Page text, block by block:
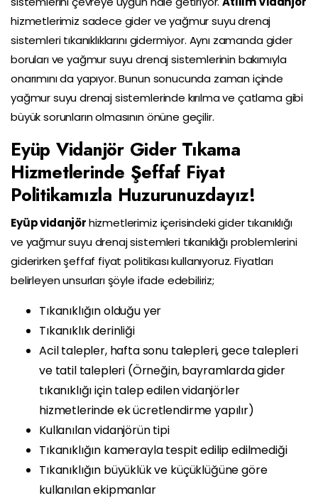
hizmetlerimiz sadece gider ve yağmur suyu drenaj
sistemleri tıkanıklıklarını gidermiyor. Aynı zamanda gider
boruları ve yağmur suyu drenaj sistemlerinin bakımıyla
onarımını da yapıyor. Bunun sonucunda zaman içinde
yağmur suyu drenaj sistemlerinde kırılma ve çatlama gibi
büyük sorunların olmasının önüne geçilir.
Eyüp Vidanjör Gider Tıkama
Hizmetlerinde Şeffaf Fiyat
Politikamızla Huzurunuzdayız!
Eyüp vidanjörhizmetlerimiz içerisindeki gider tıkanıklığı
ve yağmur suyu drenaj sistemleri tıkanıklığı problemlerini
giderirken şeffaf fiyat politikası kullanıyoruz. Fiyatları
belirleyen unsurları şöyle ifade edebiliriz;
Tıkanıklığın olduğu yer
Tıkanıklık derinliği
Acil talepler, hafta sonu talepleri, gece talepleri
ve tatil talepleri (Örneğin, bayramlarda gider
tıkanıklığı için talep edilen vidanjörler
hizmetlerinde ek ücretlendirme yapılır)
Kullanılan vidanjörün tipi
Tıkanıklığın kamerayla tespit edilip edilmediği
Tıkanıklığın büyüklük ve küçüklüğüne göre
kullanılan ekipmanlar